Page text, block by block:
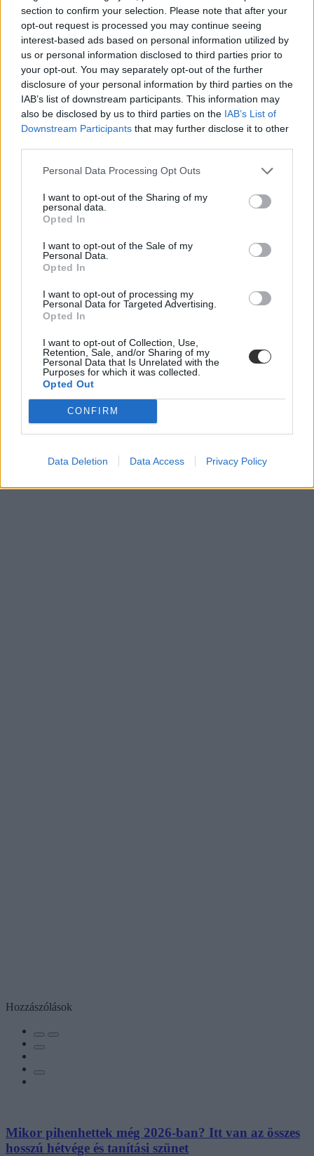
section to confirm your selection. Please note that after your
opt-out request is processed you may continue seeing
interest-based ads based on personal information utilized by
us or personal information disclosed to third parties prior to
your opt-out. You may separately opt-out of the further
disclosure of your personal information by third parties on the
IAB’s list of downstream participants. This information may
also be disclosed by us to third parties on the IAB’s List of
Downstream Participants that may further disclose it to other
Personal Data Processing Opt Outs
I want to opt-out of the Sharing of my
personal data.
Opted In
I want to opt-out of the Sale of my
Personal Data.
Opted In
I want to opt-out of processing my
Personal Data for Targeted Advertising.
Opted In
I want to opt-out of Collection, Use,
Retention, Sale, and/or Sharing of my
Personal Data that Is Unrelated with the
Purposes for which it was collected.
Opted Out
CONFIRM
Data Deletion Data Access Privacy Policy
felvételi
pótfelvételi
pótfelvételi 2025
Hozzászólások
Mikor pihenhettek még 2026-ban? Itt van az összes
hosszú hétvége és tanítási szünet